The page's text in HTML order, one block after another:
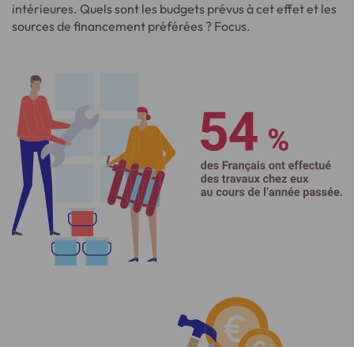
intérieures. Quels sont les budgets prévus à cet effet et les
sources de financement préférées ? Focus.